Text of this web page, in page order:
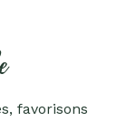
favorisons